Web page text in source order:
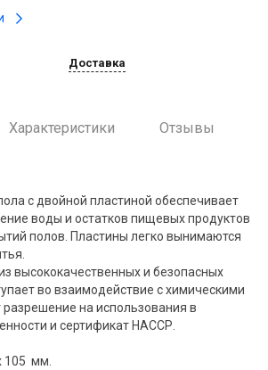
Доставка
Характеристики Отзывы
с двойной пластиной обеспечивает
воды и остатков пищевых продуктов
полов. Пластины легко вынимаются
высококачественных и безопасных
во взаимодействие с химическими
на использования в
и сертификат НАССР.
105 мм.